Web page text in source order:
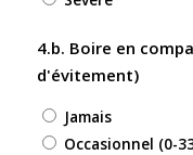
4.b. Boire en
d'évitement)
Jamais
Occasionnel (0-